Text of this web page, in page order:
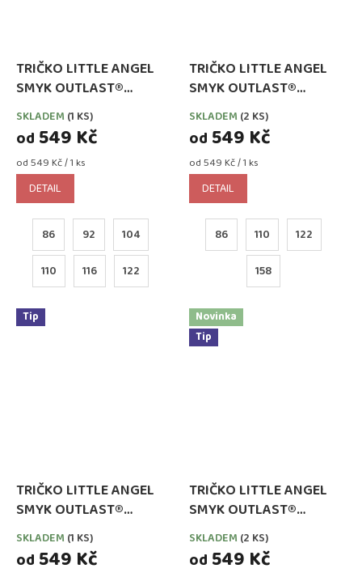
TRIČKO LITTLE ANGEL
SMYK OUTLAST®
DLOUHÝ RUKÁV -
MODRÁ ROYAL
SKLADEM (1 KS)
od 549 Kč
Měrná
cena:
od 549 Kč / 1 ks
DETAIL
86 92 104
110 116 122
TRIČKO LITTLE ANGEL
SMYK OUTLAST®
DLOUHÝ RUKÁV -
RŮŽOVÁ
SKLADEM (2 KS)
od 549 Kč
Měrná
cena:
od 549 Kč / 1 ks
DETAIL
86 110 122
158
Tip
TRIČKO LITTLE ANGEL
SMYK OUTLAST®
DLOUHÝ RUKÁV -
SCARLET
SKLADEM (1 KS)
od 549 Kč
Novinka
Tip
TRIČKO LITTLE ANGEL
SMYK OUTLAST®
DLOUHÝ RUKÁV -
SMARAGD
SKLADEM (2 KS)
od 549 Kč